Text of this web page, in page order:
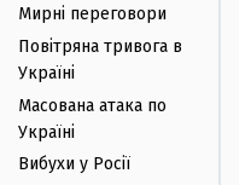
Мирні переговори
Повітряна тривога в
Україні
Масована атака по
Україні
Вибухи у Росії